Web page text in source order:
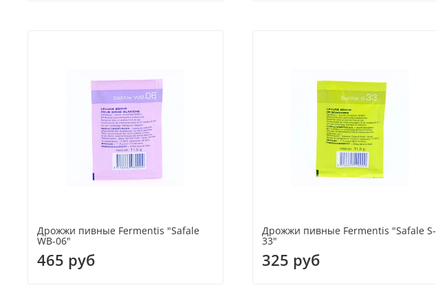
Дрожжи пивные Fermentis "Safale
WB-06"
465 руб
Дрожжи пивные Fermentis "Safale S-
33"
325 руб